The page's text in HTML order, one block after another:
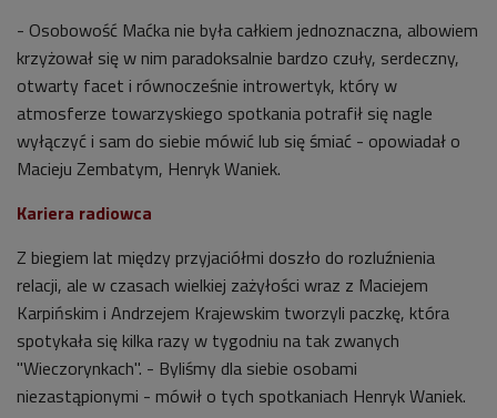
- Osobowość Maćka nie była całkiem jednoznaczna, albowiem
krzyżował się w nim paradoksalnie bardzo czuły, serdeczny,
otwarty facet i równocześnie introwertyk, który w
atmosferze towarzyskiego spotkania potrafił się nagle
wyłączyć i sam do siebie mówić lub się śmiać - opowiadał o
Macieju Zembatym, Henryk Waniek.
Kariera radiowca
Z biegiem lat między przyjaciółmi doszło do rozluźnienia
relacji, ale w czasach wielkiej zażyłości wraz z Maciejem
Karpińskim i Andrzejem Krajewskim tworzyli paczkę, która
spotykała się kilka razy w tygodniu na tak zwanych
"Wieczorynkach". - Byliśmy dla siebie osobami
niezastąpionymi - mówił o tych spotkaniach Henryk Waniek.